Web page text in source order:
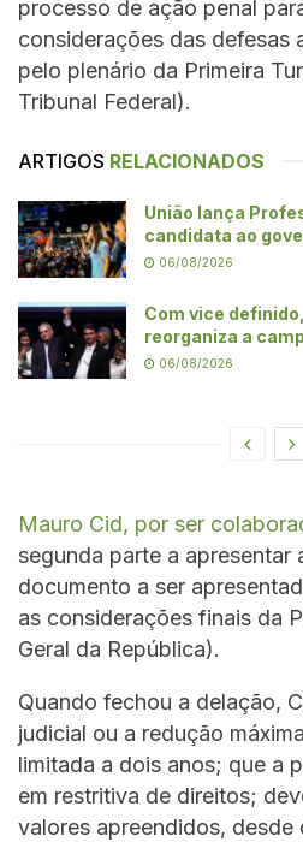
processo de ação penal
considerações das defesas
pelo plenário da Primeira
Tribunal Federal).
ARTIGOS RELACIONADOS
União lança
candidata ao
06/08/2026
Com vice
reorganiza a
06/08/2026
Mauro Cid, por ser
segunda parte a apresentar
documento a ser
as considerações finais da
Geral da República).
Quando fechou a delação,
judicial ou a redução
limitada a dois anos; que a
em restritiva de direitos;
valores apreendidos, desde